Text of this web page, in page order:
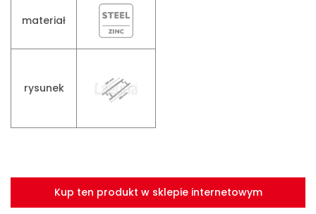
materiał
rysunek
Kup ten produkt w sklepie internetowym